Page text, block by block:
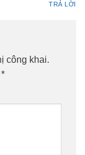
TRẢ LỜI
công khai.
*